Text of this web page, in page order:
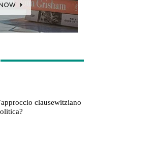
clausewitziano